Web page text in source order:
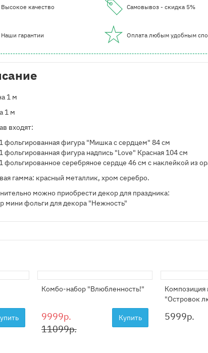
Высокое качество
Наши гарантии
Самовывоз - скидка 5%
Оплата любым удобным
1 м
1 м
входят:
​1 фольгированная фигура "Мишка с сердцем" 84 см
1 фольгированная фигура надпись "Love" Красная 104 см
1 фольгированное серебряное сердце 46 см с наклейкой из
гамма: красный металлик, хром серебро.
можно приобрести декор для праздника:
мини фольги для декора "Нежность"
Комбо-набор "Влюбленность!"
9999р.
11099р.
Купить
Композиция
"Островок
5999р.